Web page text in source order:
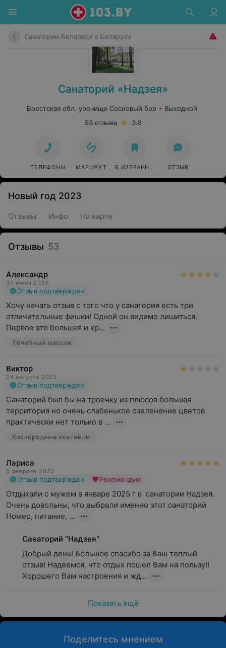
Санатории Беларуси в Беларуси
Санаторий «Надзея»
Брестская обл. урочище Сосновый бор
Выходной
53 отзыва
3.8
ТЕЛЕФОНЫ МАРШРУТ В ИЗБРАННОЕ ОТЗЫВ
Новый год 2023
Отзывы Инфо На карте
Отзывы 53
Александр
30 июня 2026
Отзыв подтвержден
Хочу начать отзыв с того что у санатория есть три
отличительные фишки! Одной он видимо лишиться.
Первое это большая и кр...
Лечебный массаж
Виктор
24 августа 2025
Отзыв подтвержден
Санаторий был бы на троечку из плюсов большая
территория но очень слабенькое озеленение цветов
практически нет только в ...
Кислородные коктейли
Лариса
5 февраля 2025
Отзыв подтвержден Рекомендую
Отдыхали с мужем в январе 2025 г в  санатории Надзея.
Очень довольны, что выбрали именно этот санаторий
Номер, питание, ...
Саеаторий "Надзея"
Добрый день! Большое спасибо за Ваш теплый
отзыв! Надеемся, что отдых пошел Вам на пользу!!
Хорошего Вам настроения и жд...
Показать ещё
Поделитесь мнением